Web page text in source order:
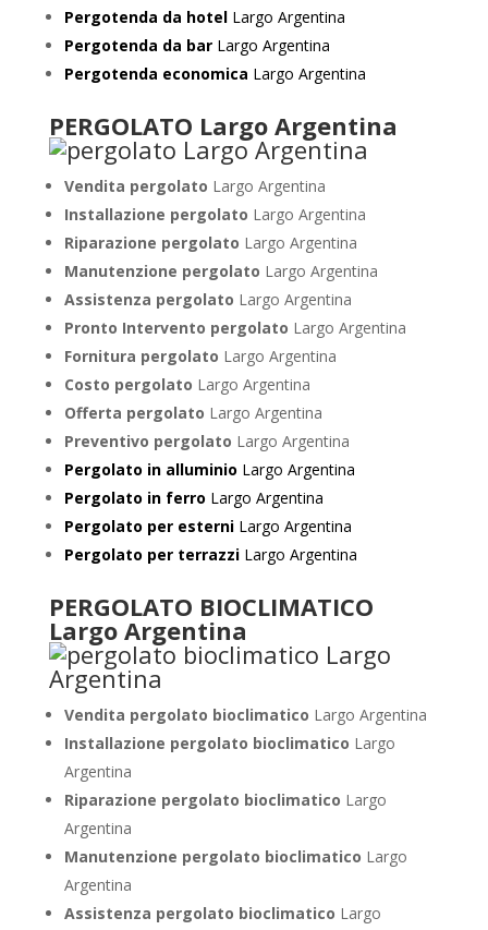
Pergotenda da hotelLargo Argentina
Pergotenda da barLargo Argentina
Pergotenda economica Largo Argentina
PERGOLATO Largo Argentina
Vendita pergolato Largo Argentina
Installazione pergolato Largo Argentina
Riparazione pergolato Largo Argentina
Manutenzione pergolato Largo Argentina
Assistenza pergolato Largo Argentina
Pronto Intervento pergolato Largo Argentina
Fornitura pergolato Largo Argentina
Costo pergolato Largo Argentina
Offerta pergolato Largo Argentina
Preventivo pergolato Largo Argentina
Pergolato in alluminio Largo Argentina
Pergolato in ferro Largo Argentina
Pergolato per esterniLargo Argentina
Pergolato per terrazziLargo Argentina
PERGOLATO BIOCLIMATICO
Largo Argentina
Vendita pergolato bioclimatico Largo Argentina
Installazione pergolato bioclimatico Largo
Argentina
Riparazione pergolato bioclimatico Largo
Argentina
Manutenzione pergolato bioclimatico Largo
Argentina
Assistenza pergolato bioclimatico Largo